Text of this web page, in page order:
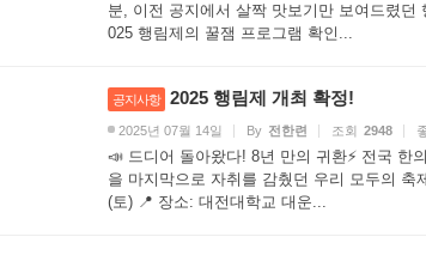
분, 이전 공지에서 살짝 맛보기만 보여드렸
025 행림제의 꿀잼 프로그램 확인...
공지사항 2025 행림제 개최 확정!
2025년 07월 14일 By 전한련 조회 2948
📣 드디어 돌아왔다! 8년 만의 귀환⚡️ 전국 한
을 마지막으로 자취를 감췄던 우리 모두의 축
(토) 📍 장소: 대전대학교 대운...